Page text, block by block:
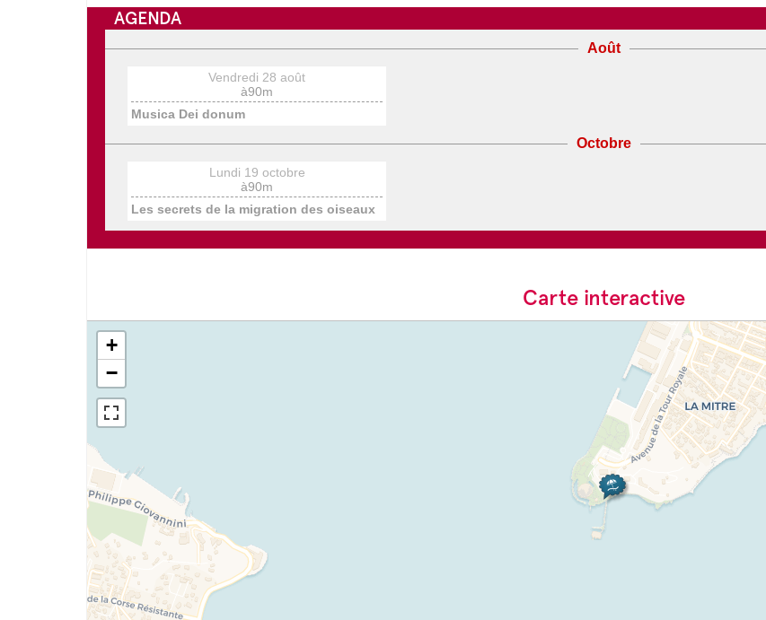
AGENDA
Août
Vendredi 28 août
à90m
Musica Dei donum
Octobre
Lundi 19 octobre
à90m
Les secrets de la migration des oiseaux
Carte interactive
+
−